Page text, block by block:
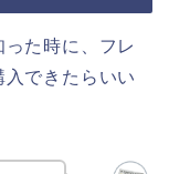
た時に、フレ
できたらいい